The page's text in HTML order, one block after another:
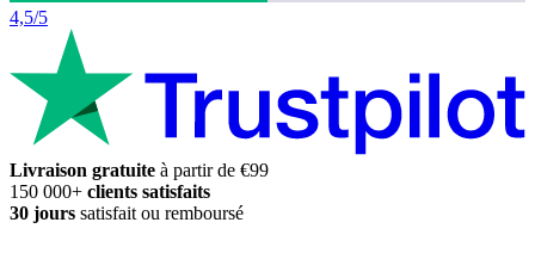
4,5/5
Livraison gratuite à partir de €99
150 000+ clients satisfaits
30 jours satisfait ou remboursé